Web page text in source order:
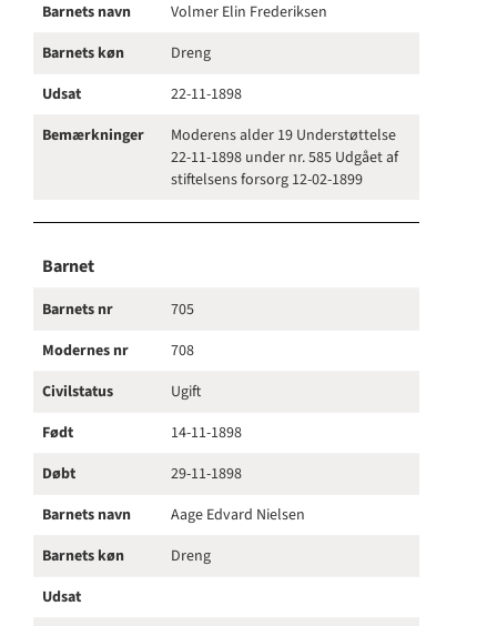
Barnets navn
Volmer Elin Frederiksen
Barnets køn
Dreng
Udsat
22-11-1898
Bemærkninger
Moderens alder 19 Understøttelse
22-11-1898 under nr. 585 Udgået af
stiftelsens forsorg 12-02-1899
Barnet
Barnets nr
705
Modernes nr
708
Civilstatus
Ugift
Født
14-11-1898
Døbt
29-11-1898
Barnets navn
Aage Edvard Nielsen
Barnets køn
Dreng
Udsat